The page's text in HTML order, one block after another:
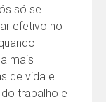
só se
efetivo no
mais
de vida e
trabalho e